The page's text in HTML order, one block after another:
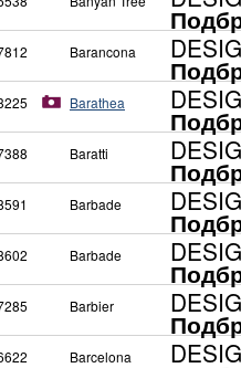
Barancona
Barathea
Baratti
Barbade
Barbade
Barbier
Barcelona